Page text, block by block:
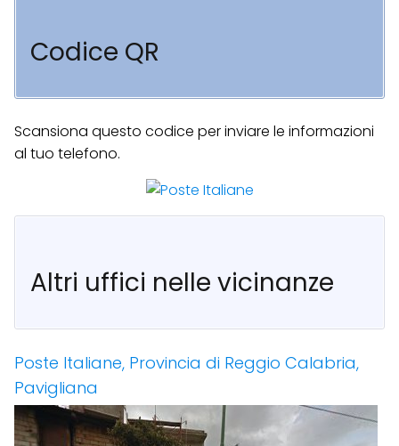
Codice QR
Scansiona questo codice per inviare le informazioni
al tuo telefono.
Altri uffici nelle vicinanze
Poste Italiane, Provincia di Reggio Calabria,
Pavigliana